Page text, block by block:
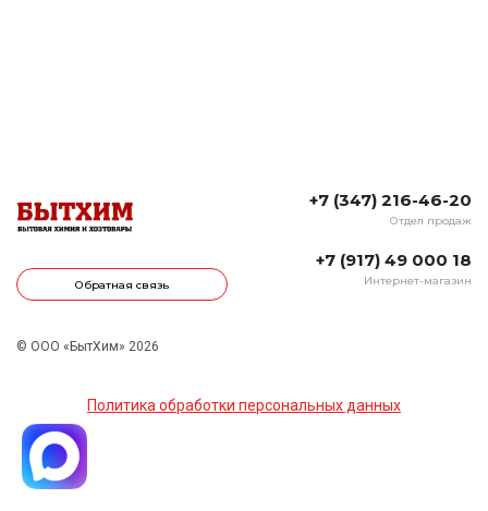
Обратная связь
+7 (347) 216-46-20
Отдел продаж
+7 (917) 49 000 18
Интернет-магазин
© ООО «БытХим» 2026
Политика обработки персональных данных